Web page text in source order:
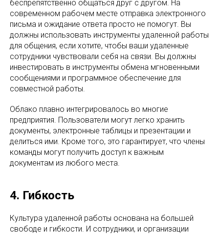
беспрепятственно общаться друг с другом. На
современном рабочем месте отправка электронного
письма и ожидание ответа просто не помогут. Вы
должны использовать инструменты удаленной работы
для общения, если хотите, чтобы ваши удаленные
сотрудники чувствовали себя на связи. Вы должны
инвестировать в инструменты обмена мгновенными
сообщениями и программное обеспечение для
совместной работы.
Облако плавно интегрировалось во многие
предприятия. Пользователи могут легко хранить
документы, электронные таблицы и презентации и
делиться ими. Кроме того, это гарантирует, что члены
команды могут получить доступ к важным
документам из любого места.
4. Гибкость
Культура удаленной работы основана на большей
свободе и гибкости. И сотрудники, и организации